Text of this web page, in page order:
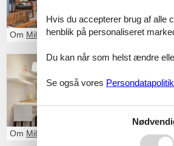
kunstmuseer
mange
Om Milano
Milano byder
af Milano og kig
smukke
Om Milano
Hvis du accepterer brug af alle
henblik på personaliseret
Du kan når som helst ændre
Se også vores Persondatapolitik